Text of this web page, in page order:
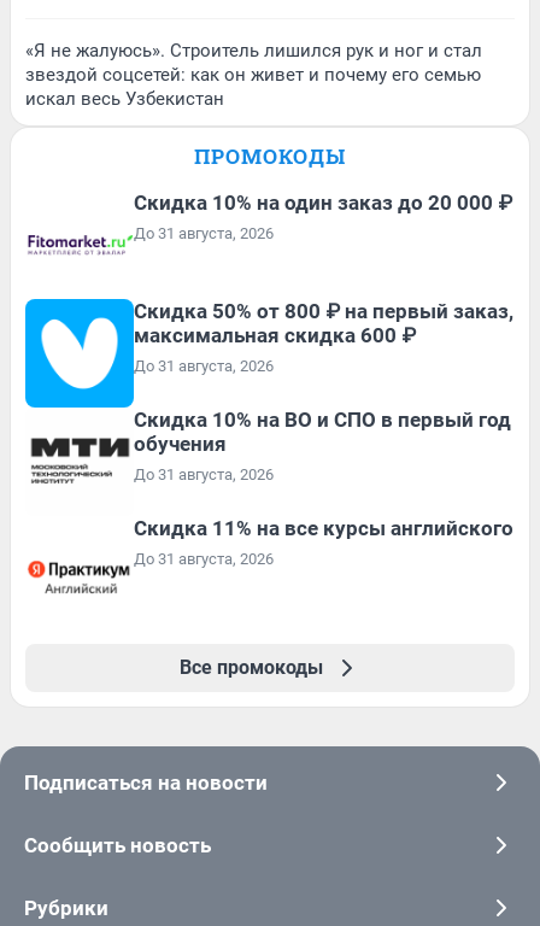
«Я не жалуюсь». Строитель лишился рук и ног и стал
звездой соцсетей: как он живет и почему его семью
искал весь Узбекистан
ПРОМОКОДЫ
Скидка 10% на один заказ до 20 000 ₽
До 31 августа, 2026
Скидка 50% от 800 ₽ на первый заказ,
максимальная скидка 600 ₽
До 31 августа, 2026
Скидка 10% на ВО и СПО в первый год
обучения
До 31 августа, 2026
Скидка 11% на все курсы английского
До 31 августа, 2026
Все промокоды
Подписаться на новости
Сообщить новость
Рубрики